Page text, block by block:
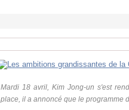
Mardi 18 avril, Kim Jong-un s'est
place, il a annoncé que le programme